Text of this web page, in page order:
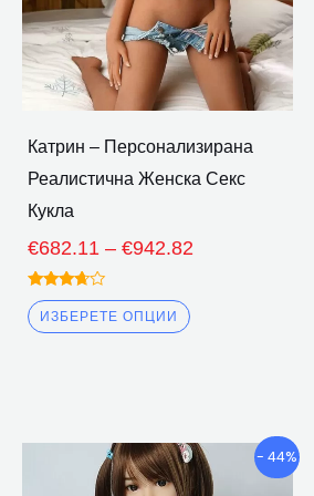
Катрин – Персонализирана
Реалистична Женска Секс
Кукла
€682.11 – €942.82
Оценено
3.50
извън 5
ИЗБЕРЕТЕ ОПЦИИ
да
бъдат
избрани
на
страницата
на
- 44%
Ценови
диапазон:
Този
продукт